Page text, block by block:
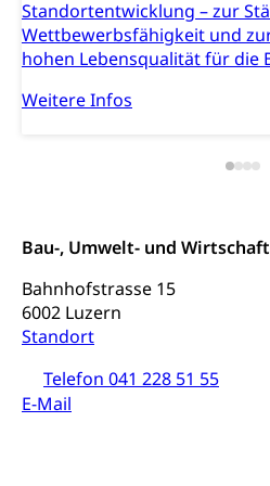
Standortentwicklung – zur
Wettbewerbsfähigkeit und
hohen Lebensqualität für die
Weitere Infos
Bau-, Umwelt- und
Bahnhofstrasse 15
6002 Luzern
Standort
Telefon 041 228 51 55
E-Mail
Kunst & Kultur
Kulturpolitik, Sprachförderung,
kulturelles Angebot,
Nachwuchsförderung,
Werkbeitrag,
Filmförderung, Regionale
Kulturförderung
Angebote für
Zentralschweizer
Mobilität
Schiene und öffentlicher
Schienenverkehr, Zugverkehr,
Transportmittel, öffentlicher